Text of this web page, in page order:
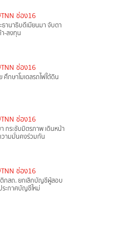
ช่อง16
านาธิบดีเมียนมา จับตา
-ลงทุน
ช่อง16
กษาโมเดลรถไฟใต้ดิน
ช่อง16
กระชับมิตรภาพ เดินหน้า
ามมั่นคงร่วมกัน
ช่อง16
กสถ. ยกเลิกบัญชีผู้สอบ
ะกาศบัญชีใหม่